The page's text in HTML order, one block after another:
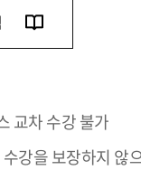
교차 수강 불가
을 보장하지 않